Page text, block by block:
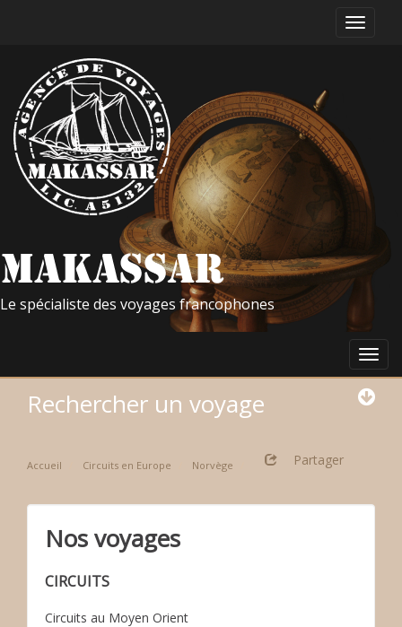
Le spécialiste des voyages francophones
Rechercher un voyage
Accueil Circuits en Europe Norvège Partager
Nos voyages
CIRCUITS
Circuits au Moyen Orient